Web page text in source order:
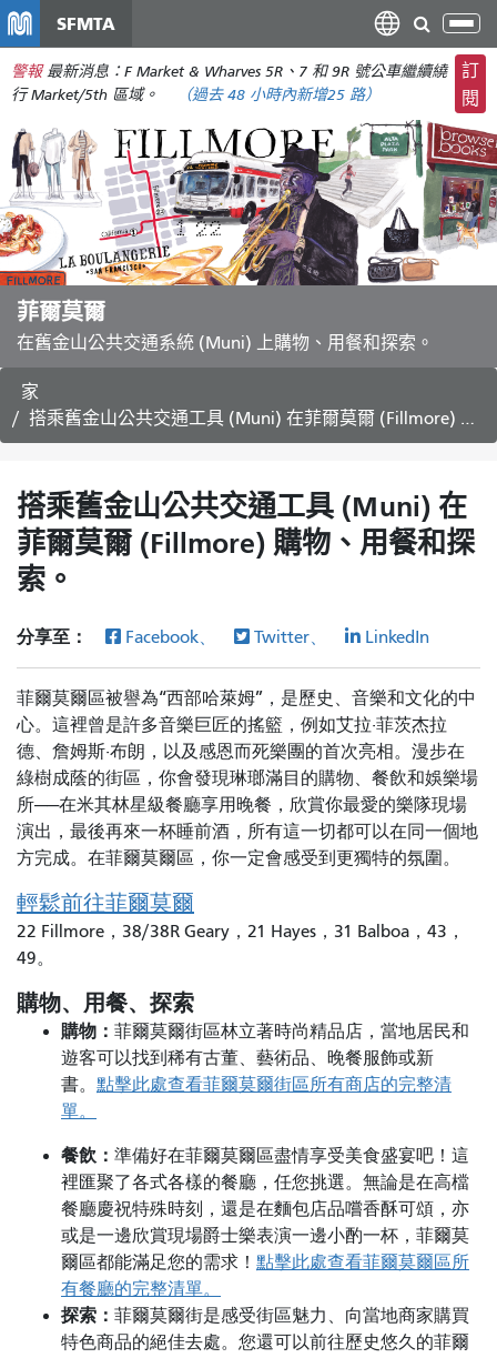
主
要
容
SFMTA
切
換
導
航
警報 最新消息：F Market & Wharves 5R、7 和 9R 號公車繼續繞
行 Market/5th 區域。
（過去 48 小時內新增25 路）
訂
閱
菲爾莫爾
在舊金山公共交通系統 (Muni) 上購物、用餐和探索。
家
搭乘舊金山公共交通工具 (Muni) 在菲爾莫爾 (Fillmore) 購物、用餐和探索。
搭乘舊金山公共交通工具 (Muni) 在
菲爾莫爾 (Fillmore) 購物、用餐和探
索。
分享至： Facebook、 Twitter、 LinkedIn
菲爾莫爾區被譽為“西部哈萊姆”，是歷史、音樂和文化的中
心。這裡曾是許多音樂巨匠的搖籃，例如艾拉·菲茨杰拉
德、詹姆斯·布朗，以及感恩而死樂團的首次亮相。漫步在
綠樹成蔭的街區，你會發現琳瑯滿目的購物、餐飲和娛樂場
所——在米其林星級餐廳享用晚餐，欣賞你最愛的樂隊現場
演出，最後再來一杯睡前酒，所有這一切都可以在同一個地
方完成。在菲爾莫爾區，你一定會感受到更獨特的氛圍。
輕鬆前往菲爾莫爾
22 Fillmore，38/38R Geary，21 Hayes，31 Balboa，43，
49。
購物、用餐、探索
購物： 菲爾莫爾街區林立著時尚精品店，當地居民和
遊客可以找到稀有古董、藝術品、晚餐服飾或新
書。 點擊此處查看菲爾莫爾街區所有商店的完整清
單。
餐飲： 準備好在菲爾莫爾區盡情享受美食盛宴吧！這
裡匯聚了各式各樣的餐廳，任您挑選。無論是在高檔
餐廳慶祝特殊時刻，還是在麵包店品嚐香酥可頌，亦
或是一邊欣賞現場爵士樂表演一邊小酌一杯，菲爾莫
爾區都能滿足您的需求！ 點擊此處查看菲爾莫爾區所
有餐廳的完整清單。
探索： 菲爾莫爾街是感受街區魅力、向當地商家購買
特色商品的絕佳去處。您還可以前往歷史悠久的菲爾